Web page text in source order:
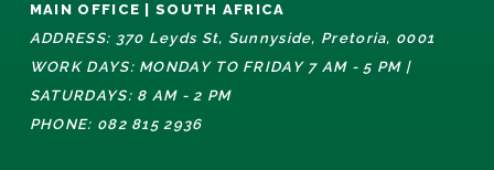
MAIN OFFICE | SOUTH AFRICA
ADDRESS: 370 Leyds St, Sunnyside, Pretoria, 0001
WORK DAYS: MONDAY TO FRIDAY 7 AM - 5 PM |
SATURDAYS: 8 AM - 2 PM
PHONE: 082 815 2936